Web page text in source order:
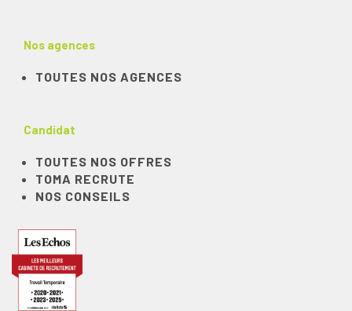
Nos agences
TOUTES NOS AGENCES
Candidat
TOUTES NOS OFFRES
TOMA RECRUTE
NOS CONSEILS